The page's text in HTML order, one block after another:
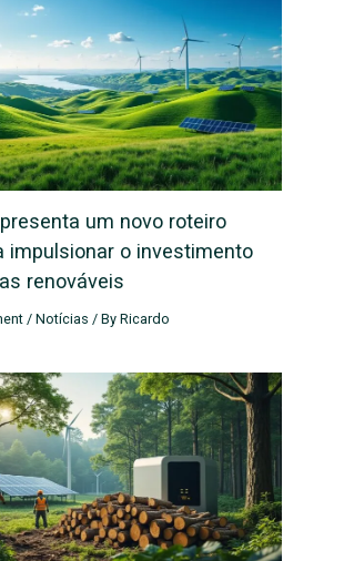
um novo roteiro
impulsionar o investimento
renováveis
/Notícias / ByRicardo